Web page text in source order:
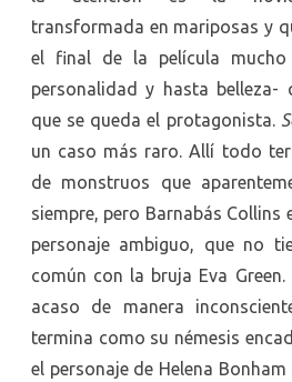
transformada en mariposas y
el final de la película mucho
personalidad y hasta belleza-
que se queda el protagonista.
un caso más raro. Allí todo
de monstruos que
siempre, pero Barnabás
personaje ambiguo, que no
común con la bruja Eva
acaso de manera
termina como su némesis
el personaje de Helena